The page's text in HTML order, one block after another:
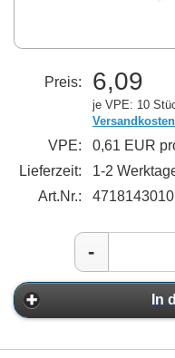
Preis: 6,09
je VPE: 10
Versandkosten
VPE:
0,61 EUR
Lieferzeit:
1-2
Art.Nr.:
4718143010
-
In